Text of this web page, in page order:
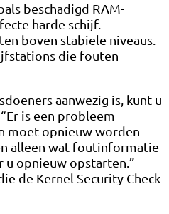
beschadigd RAM-
harde schijf.
boven stabiele niveaus.
die fouten
aanwezig is, kunt u
is een probleem
moet opnieuw worden
alleen wat foutinformatie
u opnieuw opstarten.”
de Kernel Security Check